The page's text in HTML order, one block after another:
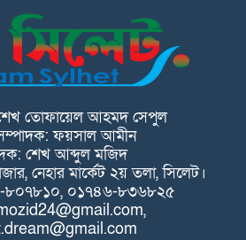
শেখ তোফায়েল আহমদ সেপুল
ফয়সাল আমীন
শেখ আব্দুল মজিদ
নেহার মার্কেট ২য় তলা, সিলেট।
৮০৭৮১০, ০১৭৪৬-৮৩৬৮২৫